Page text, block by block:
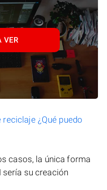
VER
¿Qué puedo
casos, la única forma
sería su creación